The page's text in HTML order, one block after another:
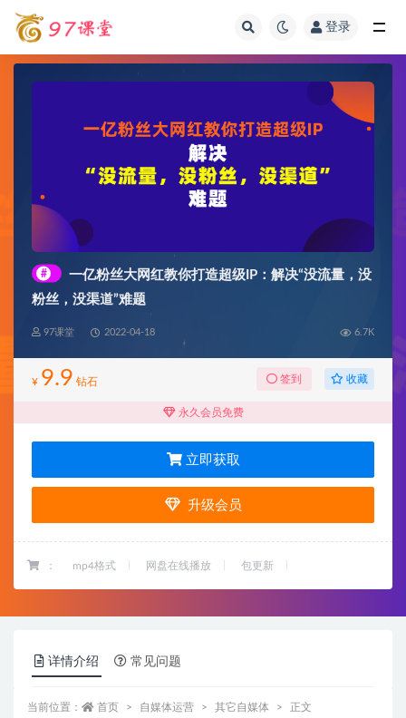
登录
#
一亿粉丝大网红教你打造超级IP：解决“没流量，没
粉丝，没渠道”难题
97课堂 2022-04-18 6.7K
¥ 9.9 钻石 签到 收藏
永久会员免费
立即获取
升级会员
： mp4格式 网盘在线播放 包更新
详情介绍 常见问题
当前位置： 首页 自媒体运营 其它自媒体 正文